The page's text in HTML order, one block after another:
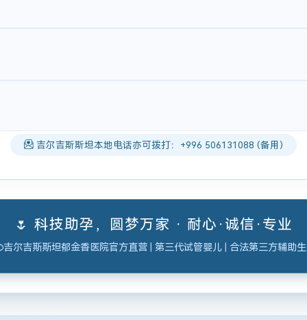
吉尔吉斯斯坦本地电话亦可拨打：+996 506131088 (备用)
🌷 科技助孕，圆梦万家 · 耐心·诚信·专业
吉尔吉斯斯坦郁金香医院官方直营 | 第三代试管婴儿 | 合法第三方辅助